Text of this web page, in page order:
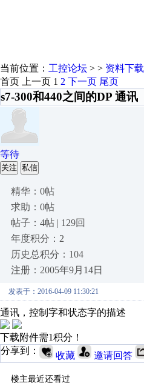
当前位置： 工控论坛 > > 资料下载
首页 上一页 1 2 下一页 尾页
s7-300和440之间的DP 通讯
等待
关注 私信
精华：0帖
求助：0帖
帖子：4帖 | 129回
年度积分：2
历史总积分：104
注册：2005年9月14日
发表于：2016-04-09 11:30:21
通讯，控制字和状态字的描述
下载附件需1积分！
分享到：
收藏 邀请回答
楼主最近还看过